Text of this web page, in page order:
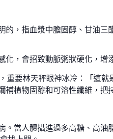
的，指血漿中膽固醇、甘油
化，會招致動脈粥狀硬化，增
，重要林天秤眼神冰冷：「這
補植物固醇和可溶性纖維，把
。當人體攝進過多高糖、高